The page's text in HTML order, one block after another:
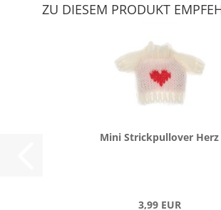
ZU DIESEM PRODUKT
Mini Strick­pull­over Herz
3,99 EUR